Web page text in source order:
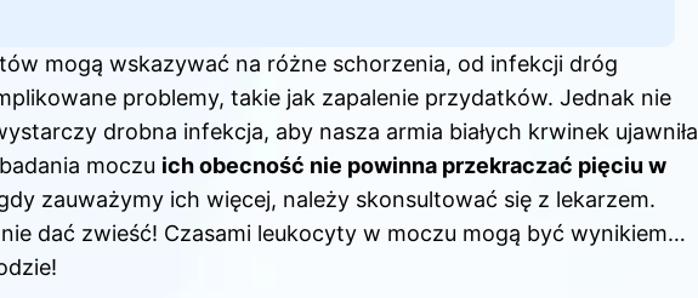
mogą wskazywać na różne schorzenia, od infekcji dróg
problemy, takie jak zapalenie przydatków. Jednak nie
drobna infekcja, aby nasza armia białych krwinek ujawniła
moczu ich obecność nie powinna przekraczać pięciu w
zauważymy ich więcej, należy skonsultować się z lekarzem.
dać zwieść! Czasami leukocyty w moczu mogą być wynikiem…